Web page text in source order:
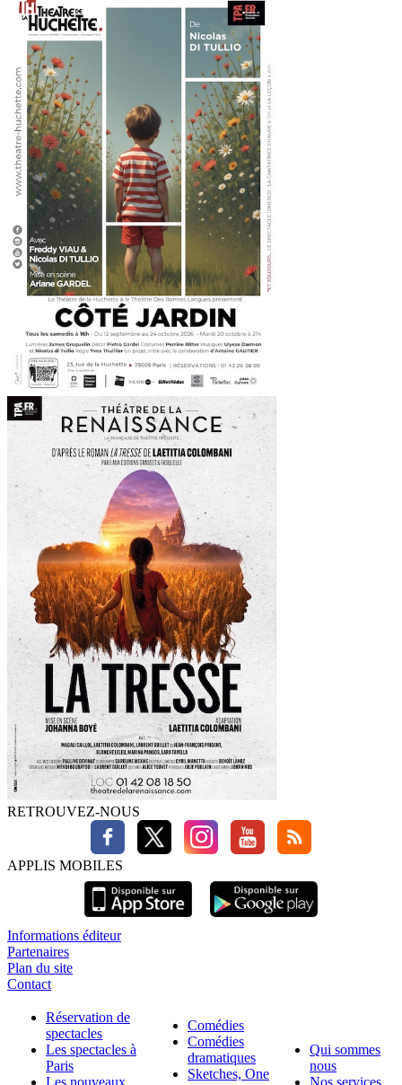
RETROUVEZ-NOUS
APPLIS MOBILES
Informations éditeur
Partenaires
Plan du site
Contact
Réservation de
spectacles
Les spectacles à
Paris
Comédies
Comédies
dramatiques
Sketches, One
Qui sommes
nous